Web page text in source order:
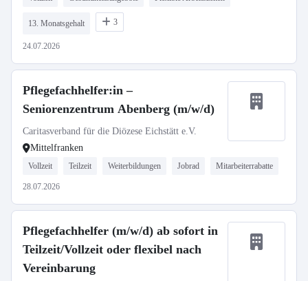
13. Monatsgehalt 3
24.07.2026
Pflegefachhelfer:in –
Seniorenzentrum Abenberg (m/w/d)
Caritasverband für die Diözese Eichstätt e.V.
Mittelfranken
Vollzeit Teilzeit Weiterbildungen Jobrad Mitarbeiterrabatte
28.07.2026
Pflegefachhelfer (m/w/d) ab sofort in
Teilzeit/Vollzeit oder flexibel nach
Vereinbarung